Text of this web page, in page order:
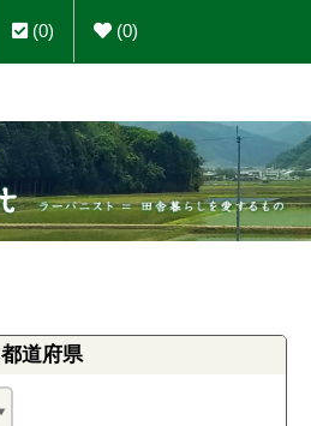
(0) (0)
都道府県